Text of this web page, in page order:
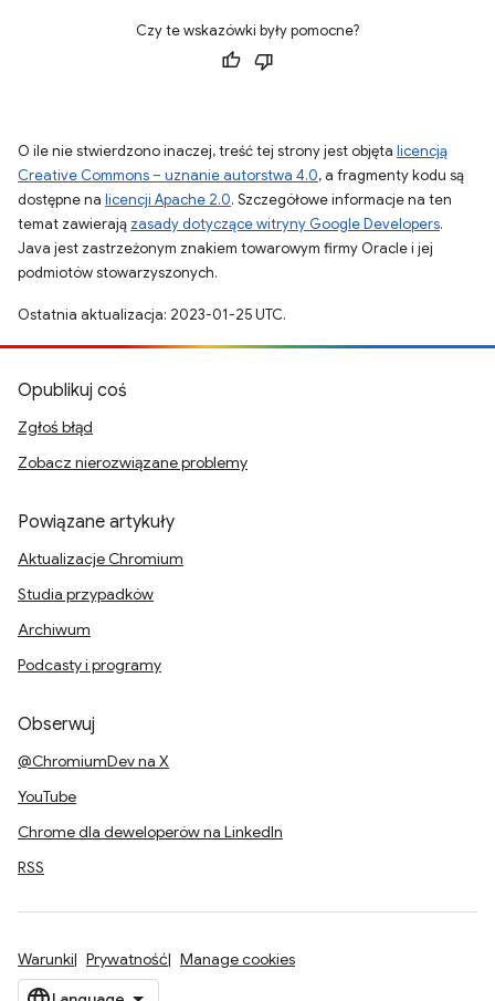
Czy te wskazówki były pomocne?
O ile nie stwierdzono inaczej, treść tej strony jest objęta licencją
Creative Commons – uznanie autorstwa 4.0, a fragmenty kodu są
dostępne na licencji Apache 2.0. Szczegółowe informacje na ten
temat zawierają zasady dotyczące witryny Google Developers.
Java jest zastrzeżonym znakiem towarowym firmy Oracle i jej
podmiotów stowarzyszonych.
Ostatnia aktualizacja: 2023-01-25 UTC.
Opublikuj coś
Zgłoś błąd
Zobacz nierozwiązane problemy
Powiązane artykuły
Aktualizacje Chromium
Studia przypadków
Archiwum
Podcasty i programy
Obserwuj
@ChromiumDev na X
YouTube
Chrome dla deweloperów na LinkedIn
RSS
Warunki Prywatność Manage cookies